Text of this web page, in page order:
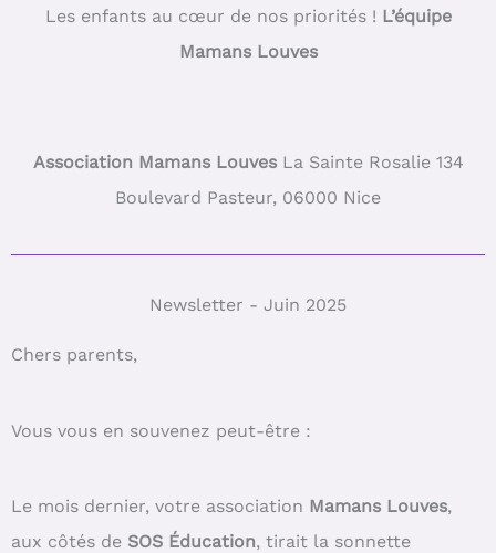
Les enfants au cœur de nos priorités ! L’équipe
Mamans Louves
Association Mamans LouvesLa Sainte Rosalie 134
Boulevard Pasteur, 06000 Nice
Newsletter - Juin 2025
Chers parents,
Vous vous en souvenez peut-être :
Le mois dernier, votre association Mamans Louves,
aux côtés de SOS Éducation, tirait la sonnette